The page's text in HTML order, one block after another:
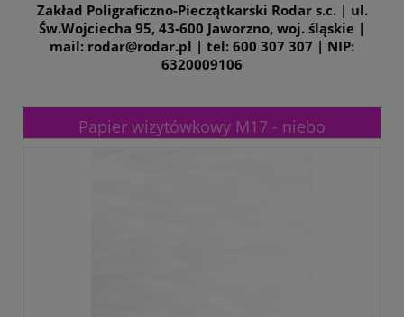
Zakład Poligraficzno-Pieczątkarski Rodar s.c. | ul.
Św.Wojciecha 95, 43-600 Jaworzno, woj. śląskie |
mail: rodar@rodar.pl | tel: 600 307 307 | NIP:
6320009106
Papier wizytówkowy M17 - niebo